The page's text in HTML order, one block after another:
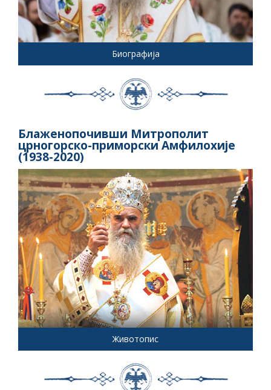
Биографија
Блаженопочивши Митрополит
црногорско-приморски Амфилохије
(1938-2020)
Животопис